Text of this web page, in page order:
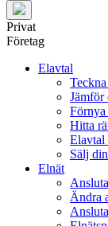
Privat
Företag
Elavtal
Jämför
Hitta
Sälj
Elnät
Ändra